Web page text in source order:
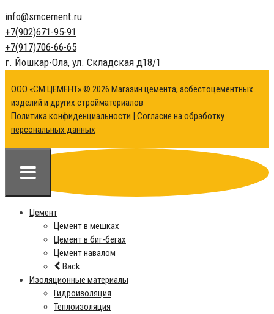
info@smcement.ru
+7(902)671-95-91
+7(917)706-66-65
г. Йошкар-Ола, ул. Складская д18/1
ООО «СМ ЦЕМЕНТ» © 2026 Магазин цемента, асбестоцементных
изделий и других стройматериалов
Политика конфиденциальности
Согласие на обработку
персональных данных
Цемент
Цемент в мешках
Цемент в биг-бегах
Цемент навалом
Back
Изоляционные материалы
Гидроизоляция
Теплоизоляция